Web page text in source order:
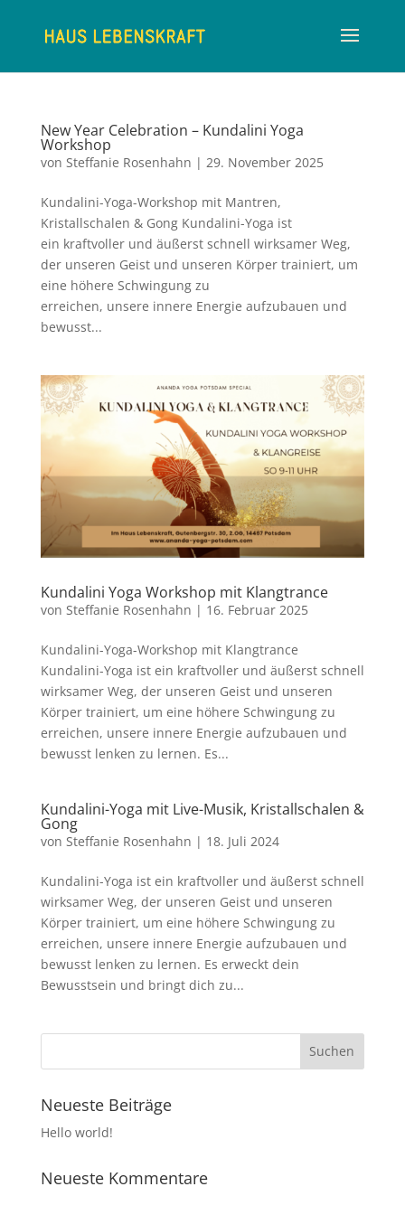
New Year Celebration – Kundalini Yoga
Workshop
von Steffanie Rosenhahn | 29. November 2025
Kundalini-Yoga-Workshop mit Mantren,
Kristallschalen & Gong Kundalini-Yoga ist
ein kraftvoller und äußerst schnell wirksamer Weg,
der unseren Geist und unseren Körper trainiert, um
eine höhere Schwingung zu
erreichen, unsere innere Energie aufzubauen und
bewusst...
Kundalini Yoga Workshop mit Klangtrance
von Steffanie Rosenhahn | 16. Februar 2025
Kundalini-Yoga-Workshop mit Klangtrance
Kundalini-Yoga ist ein kraftvoller und äußerst schnell
wirksamer Weg, der unseren Geist und unseren
Körper trainiert, um eine höhere Schwingung zu
erreichen, unsere innere Energie aufzubauen und
bewusst lenken zu lernen. Es...
Kundalini-Yoga mit Live-Musik, Kristallschalen &
Gong
von Steffanie Rosenhahn | 18. Juli 2024
Kundalini-Yoga ist ein kraftvoller und äußerst schnell
wirksamer Weg, der unseren Geist und unseren
Körper trainiert, um eine höhere Schwingung zu
erreichen, unsere innere Energie aufzubauen und
bewusst lenken zu lernen. Es erweckt dein
Bewusstsein und bringt dich zu...
Neueste Beiträge
Hello world!
Neueste Kommentare